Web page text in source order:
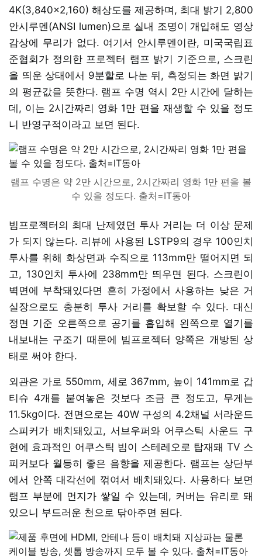
4K(3,840x2,160) 해상도를 제공하며, 최대 밝기 2,800
안시루멘(ANSI lumen)으로 실내 조명이 개입해도 영상
감상에 무리가 없다. 여기서 안시루멘이란, 미국국립표
준협회가 정의한 프로젝터 램프 밝기 기준으로, 스크린
을 띄운 상태에서 9분할로 나눈 뒤, 측정되는 화면 밝기
의 평균값을 뜻한다. 램프 수명 역시 2만 시간에 달하는
데, 이는 2시간짜리 영화 1만 편을 재생할 수 있을 정도
니 반영구적이라고 보면 된다.
램프 수명은 약 2만 시간으로, 2시간짜리 영화 1만 편을 볼
수 있을 정도다. 출처=IT동아
빔프로젝터의 최대 난제였던 투사 거리는 더 이상 문제
가 되지 않는다. 리뷰에 사용된 LSTP9의 경우 100인치
투사를 위해 화상면과 수직으로 113mm만 떨어지면 되
고, 130인치 투사에 238mm만 띄우면 된다. 스크린이
벽면에 부착돼있다면 흔히 가정에서 사용하는 낮은 거
실장으로도 충분히 투사 거리를 확보할 수 있다. 대신
정면 기준 오른쪽으로 공기를 흡입해 왼쪽으로 열기를
내보내는 구조기 때문에 빔프로젝터 양쪽은 개방된 상
태로 써야 한다.
외관은 가로 550mm, 세로 367mm, 높이 141mm로 갑
티슈 4개를 붙여놓은 것보다 조금 큰 정도고, 무게는
11.5kg이다. 전면으로는 40W 구성의 4.2채널 서라운드
스피커가 배치돼있고, 서브우퍼와 어쿠스틱 사운드 구
현에 효과적인 어쿠스틱 빔이 스테레오로 탑재돼 TV 스
피커보다 월등히 좋은 음향을 제공한다. 램프는 상단부
에서 안쪽 대각선에 꺾여서 배치돼있다. 사용하다 보면
램프 부분에 먼지가 쌓일 수 있는데, 커버는 유리로 돼
있으니 부드러운 천으로 닦아주면 된다.